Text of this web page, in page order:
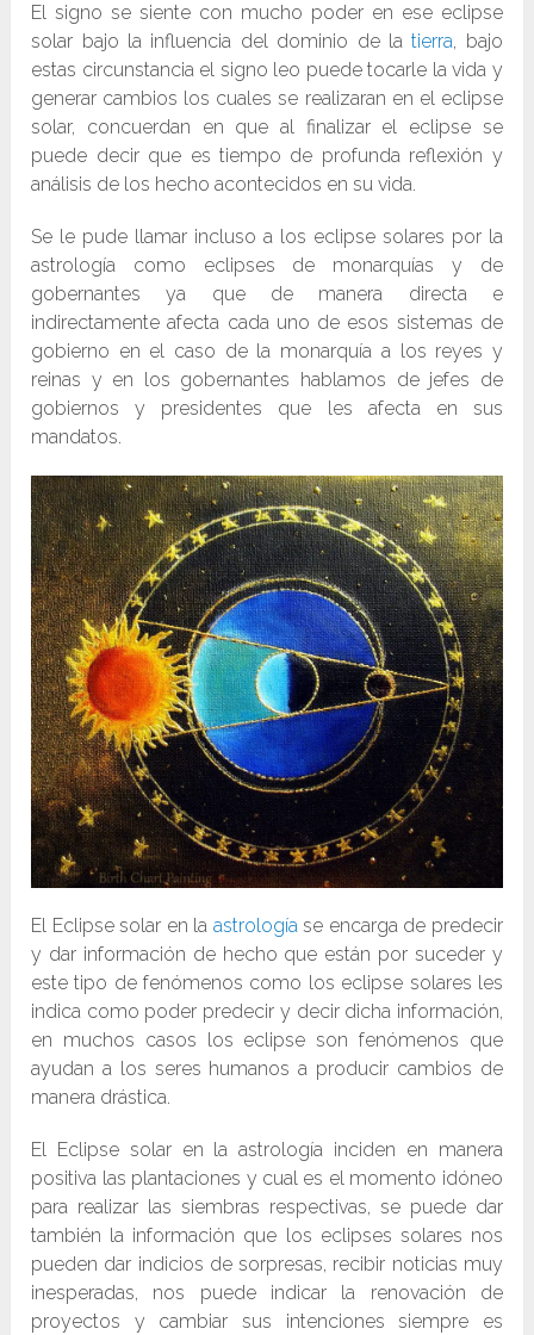
El signo se siente con mucho poder en ese eclipse
solar bajo la influencia del dominio de latierra, bajo
estas circunstancia el signo leo puede tocarle la vida y
generar cambios los cuales se realizaran en el eclipse
solar, concuerdan en que al finalizar el eclipse se
puede decir que es tiempo de profunda reflexión y
análisis de los hecho acontecidos en su vida.
Se le pude llamar incluso a los eclipse solares por la
astrología como eclipses de monarquías y de
gobernantes ya que de manera directa e
indirectamente afecta cada uno de esos sistemas de
gobierno en el caso de la monarquía a los reyes y
reinas y en los gobernantes hablamos de jefes de
gobiernos y presidentes que les afecta en sus
mandatos.
El Eclipse solar en la astrologíase encarga de predecir
y dar información de hecho que están por suceder y
este tipo de fenómenos como los eclipse solares les
indica como poder predecir y decir dicha información,
en muchos casos los eclipse son fenómenos que
ayudan a los seres humanos a producir cambios de
manera drástica.
El Eclipse solar en la astrología inciden en manera
positiva las plantaciones y cual es el momento idóneo
para realizar las siembras respectivas, se puede dar
también la información que los eclipses solares nos
pueden dar indicios de sorpresas, recibir noticias muy
inesperadas, nos puede indicar la renovación de
proyectos y cambiar sus intenciones siempre es